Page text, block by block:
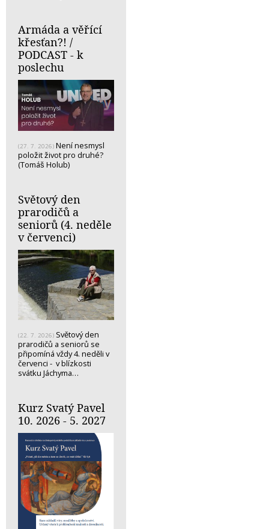
Armáda a věřící
křesťan?! /
PODCAST - k
poslechu
(27. 7. 2026) Není nesmysl
položit život pro druhé?
(Tomáš Holub)
Světový den
prarodičů a
seniorů (4. neděle
v červenci)
(22. 7. 2026) Světový den
prarodičů a seniorů se
připomíná vždy 4. neděli v
červenci - v blízkosti
svátku Jáchyma…
Kurz Svatý Pavel
10. 2026 - 5. 2027